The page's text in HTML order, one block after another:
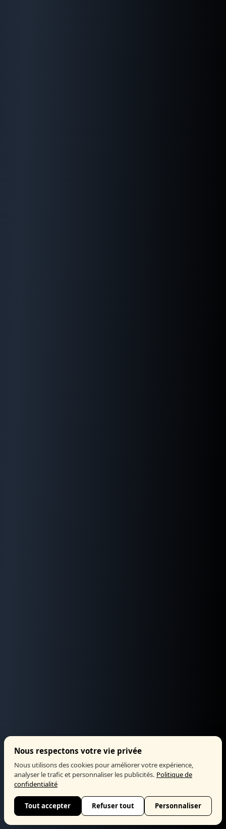
Nous respectons votre vie privée
Nous utilisons des cookies pour améliorer votre expérience,
analyser le trafic et personnaliser les publicités. Politique de
confidentialité
Tout accepter Refuser tout Personnaliser